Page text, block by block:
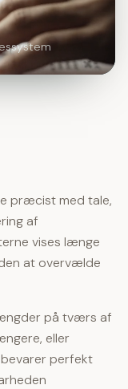
præcist med tale,
af
vises længe
at overvælde
på tværs af
eller
perfekt